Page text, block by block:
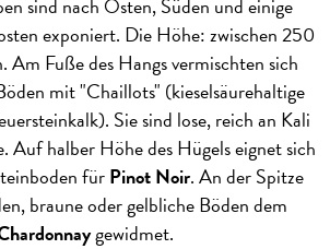
sind nach Osten, Süden und einige
exponiert. Die Höhe: zwischen 250
Fuße des Hangs vermischten sich
mit "Chaillots" (kieselsäurehaltige
Sie sind lose, reich an Kali
Auf halber Höhe des Hügels eignet sich
fürPinot Noir. An der Spitze
braune oder gelbliche Böden dem
gewidmet.